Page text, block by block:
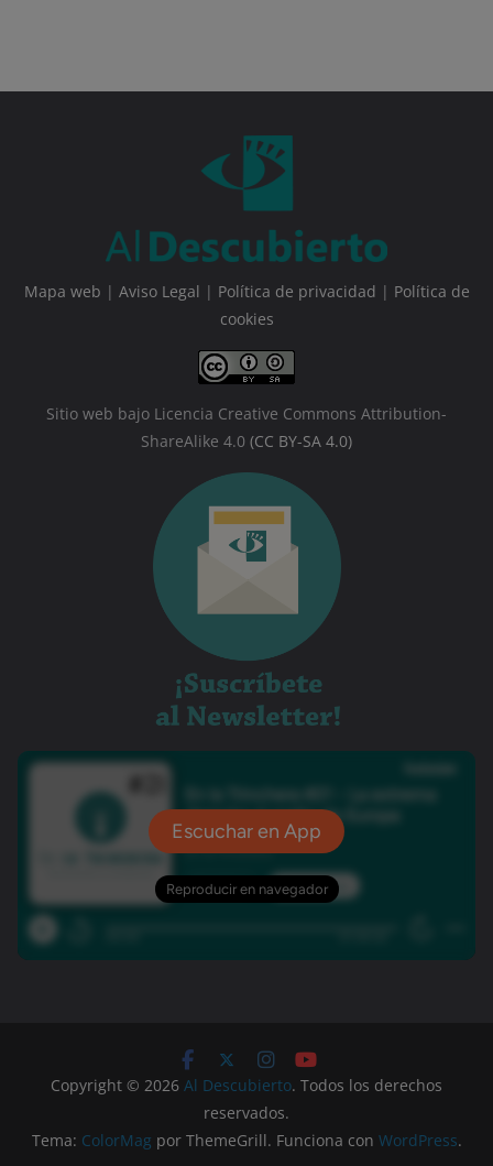
Mapa web | Aviso Legal | Política de privacidad | Política de
cookies
Sitio web bajo Licencia Creative Commons Attribution-
ShareAlike 4.0 (CC BY-SA 4.0)
Copyright © 2026 Al Descubierto. Todos los derechos
reservados.
Tema: ColorMag por ThemeGrill. Funciona con WordPress.